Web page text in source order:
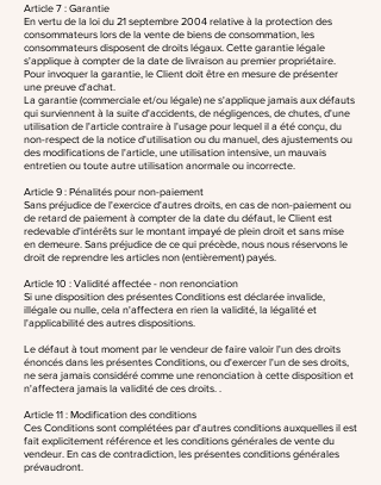
Article 7 : Garantie
En vertu de la loi du 21 septembre 2004 relative à la protection des
consommateurs lors de la vente de biens de consommation, les
consommateurs disposent de droits légaux. Cette garantie légale
s'applique à compter de la date de livraison au premier propriétaire.
Pour invoquer la garantie, le Client doit être en mesure de présenter
une preuve d'achat.
La garantie (commerciale et/ou légale) ne s'applique jamais aux défauts
qui surviennent à la suite d'accidents, de négligences, de chutes, d'une
utilisation de l'article contraire à l'usage pour lequel il a été conçu, du
non-respect de la notice d'utilisation ou du manuel, des ajustements ou
des modifications de l'article, une utilisation intensive, un mauvais
entretien ou toute autre utilisation anormale ou incorrecte.
Article 9 : Pénalités pour non-paiement
Sans préjudice de l'exercice d'autres droits, en cas de non-paiement ou
de retard de paiement à compter de la date du défaut, le Client est
redevable d'intérêts sur le montant impayé de plein droit et sans mise
en demeure. Sans préjudice de ce qui précède, nous nous réservons le
droit de reprendre les articles non (entièrement) payés.
Article 10 : Validité affectée - non renonciation
Si une disposition des présentes Conditions est déclarée invalide,
illégale ou nulle, cela n'affectera en rien la validité, la légalité et
l'applicabilité des autres dispositions.
Le défaut à tout moment par le vendeur de faire valoir l'un des droits
énoncés dans les présentes Conditions, ou d'exercer l'un de ses droits,
ne sera jamais considéré comme une renonciation à cette disposition et
n'affectera jamais la validité de ces droits. .
Article 11 : Modification des conditions
Ces Conditions sont complétées par d'autres conditions auxquelles il est
fait explicitement référence et les conditions générales de vente du
vendeur. En cas de contradiction, les présentes conditions générales
prévaudront.